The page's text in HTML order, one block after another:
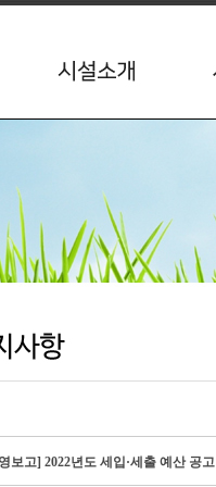
보고] 2022년도 세입·세출 예산 공고